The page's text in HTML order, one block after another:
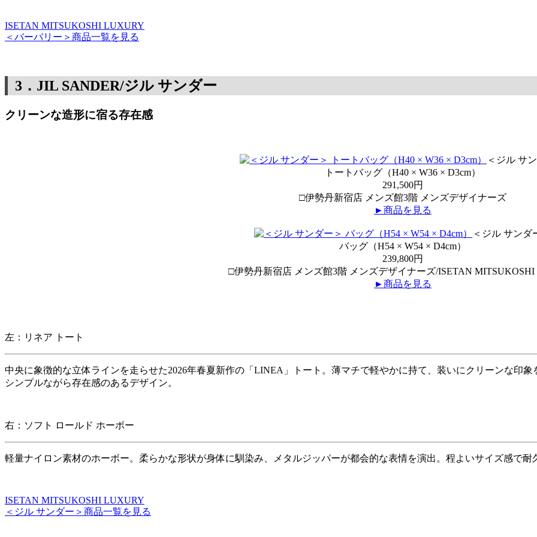
ISETAN MITSUKOSHI LUXURY
＜バーバリー＞商品一覧を見る
3．JIL SANDER/ジル サンダー
クリーンな造形に宿る存在感
＜ジル サ
トートバッグ（H40 × W36 × D3cm）
291,500円
□伊勢丹新宿店 メンズ館3階 メンズデザイナーズ
►商品を見る
＜ジル サンダ
バッグ（H54 × W54 × D4cm）
239,800円
□伊勢丹新宿店 メンズ館3階 メンズデザイナーズ/ISETAN
►商品を見る
左：リネア トート
中央に象徴的な立体ラインを走らせた2026年春夏新作の「LINEA」トート。薄マチで軽やかに持て、装いにクリーンな印
シンプルながら存在感のあるデザイン。
右：ソフト ロールド ホーボー
軽量ナイロン素材のホーボー。柔らかな形状が身体に馴染み、メタルジッパーが都会的な表情を演出。程よいサイズ感で耐
ISETAN MITSUKOSHI LUXURY
＜ジル サンダー＞商品一覧を見る